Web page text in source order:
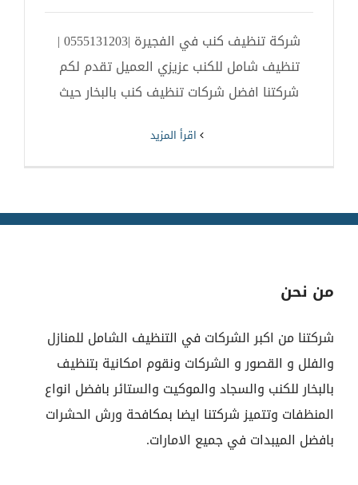
شركة تنظيف كنب في الفجيرة |0555131203 |
تنظيف شامل للكنب عزيزي العميل تقدم لكم
شركتنا افضل شركات تنظيف كنب بالبخار حيث
من نحن
شركتنا من اكبر الشركات في التنظيف الشامل للمنازل
والفلل و القصور و الشركات ونقوم امكانية بتنظيف
بالبخار للكنب والسجاد والموكيت والستائر بافضل انواع
المنظفات وتتميز شركتنا ايضا بمكافحة ورش الحشرات
بافضل الميبدات في جميع الامارات.